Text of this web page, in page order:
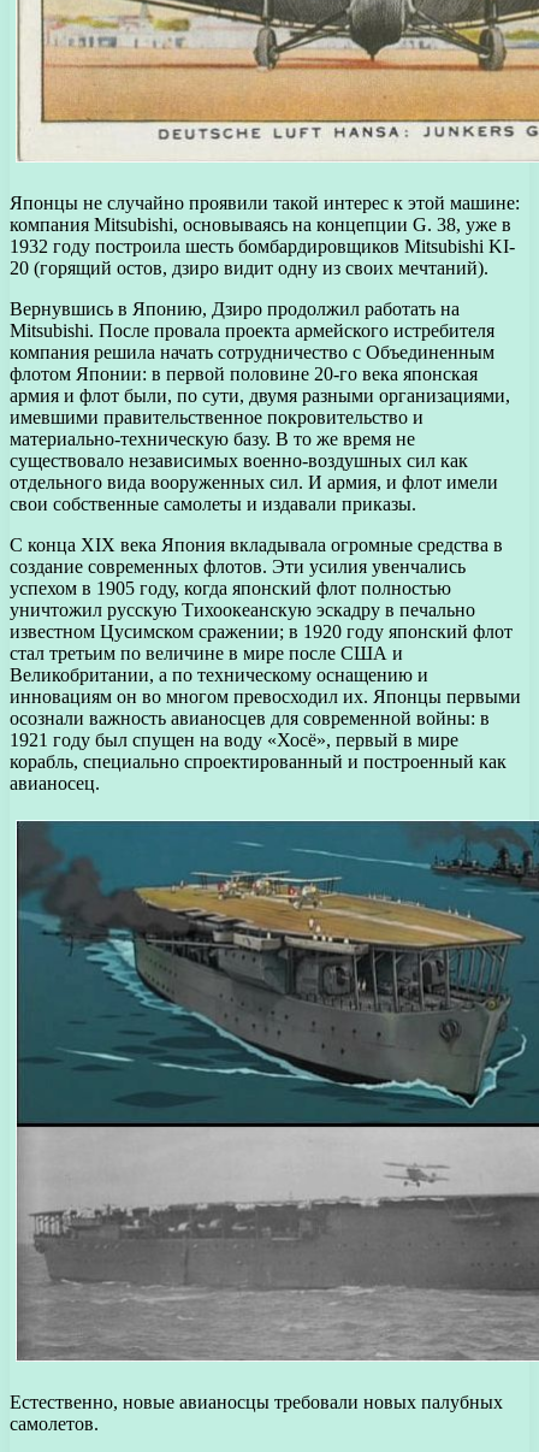
Японцы не случайно проявили такой интерес к этой машине:
компания Mitsubishi, основываясь на концепции G. 38, уже в
1932 году построила шесть бомбардировщиков Mitsubishi KI-
20 (горящий остов, дзиро видит одну из своих мечтаний).
Вернувшись в Японию, Дзиро продолжил работать на
Mitsubishi. После провала проекта армейского истребителя
компания решила начать сотрудничество с Объединенным
флотом Японии: в первой половине 20-го века японская
армия и флот были, по сути, двумя разными организациями,
имевшими правительственное покровительство и
материально-техническую базу. В то же время не
существовало независимых военно-воздушных сил как
отдельного вида вооруженных сил. И армия, и флот имели
свои собственные самолеты и издавали приказы.
С конца XIX века Япония вкладывала огромные средства в
создание современных флотов. Эти усилия увенчались
успехом в 1905 году, когда японский флот полностью
уничтожил русскую Тихоокеанскую эскадру в печально
известном Цусимском сражении; в 1920 году японский флот
стал третьим по величине в мире после США и
Великобритании, а по техническому оснащению и
инновациям он во многом превосходил их. Японцы первыми
осознали важность авианосцев для современной войны: в
1921 году был спущен на воду «Хосё», первый в мире
корабль, специально спроектированный и построенный как
авианосец.
Естественно, новые авианосцы требовали новых палубных
самолетов.